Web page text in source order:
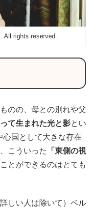
All rights reserved.
のの、母との別れや父
て生まれた光と影とい
心国として大きな存在
こういった
「東側の視
とができるのはとても
しい人は除いて）ベル